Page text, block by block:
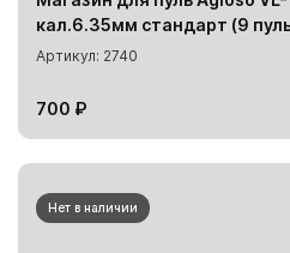
кал.6.35мм стандарт (9
Артикул: 2740
700 ₽
Нет в наличии